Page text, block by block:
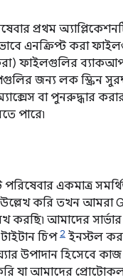
প্রথম
এনক্রিপ্ট করা
ফাইলগুলির
জন্য লক স্ক্রিন
বা পুনরুদ্ধার
পারে৷
পরিষেবার একমাত্র
উল্লেখ করি তখন
করছি৷ আমাদের
চিপ 2 ইনস্টল
উপাদান হিসেবে
যা আমাদের প্রোটোকল